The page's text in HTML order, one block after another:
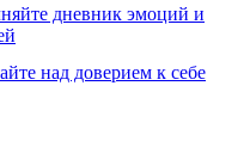
дневник эмоций и
над доверием к себе